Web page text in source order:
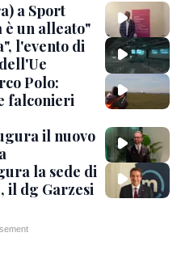
a Sport
è un alleato"
l'evento di
Polo:
falconieri
il nuovo
la sede di
il dg Garzesi